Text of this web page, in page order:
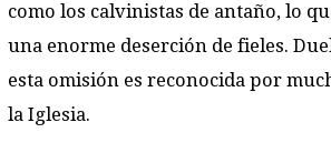
como los calvinistas de antaño, lo
una enorme deserción de fieles.
esta omisión es reconocida por
la Iglesia.